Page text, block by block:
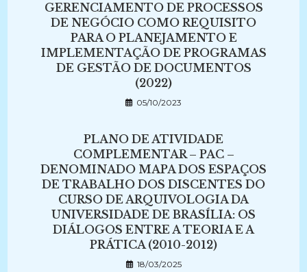
GERENCIAMENTO DE PROCESSOS
DE NEGÓCIO COMO REQUISITO
PARA O PLANEJAMENTO E
IMPLEMENTAÇÃO DE PROGRAMAS
DE GESTÃO DE DOCUMENTOS
(2022)
05/10/2023
PLANO DE ATIVIDADE
COMPLEMENTAR – PAC –
DENOMINADO MAPA DOS ESPAÇOS
DE TRABALHO DOS DISCENTES DO
CURSO DE ARQUIVOLOGIA DA
UNIVERSIDADE DE BRASÍLIA: OS
DIÁLOGOS ENTRE A TEORIA E A
PRÁTICA (2010-2012)
18/03/2025